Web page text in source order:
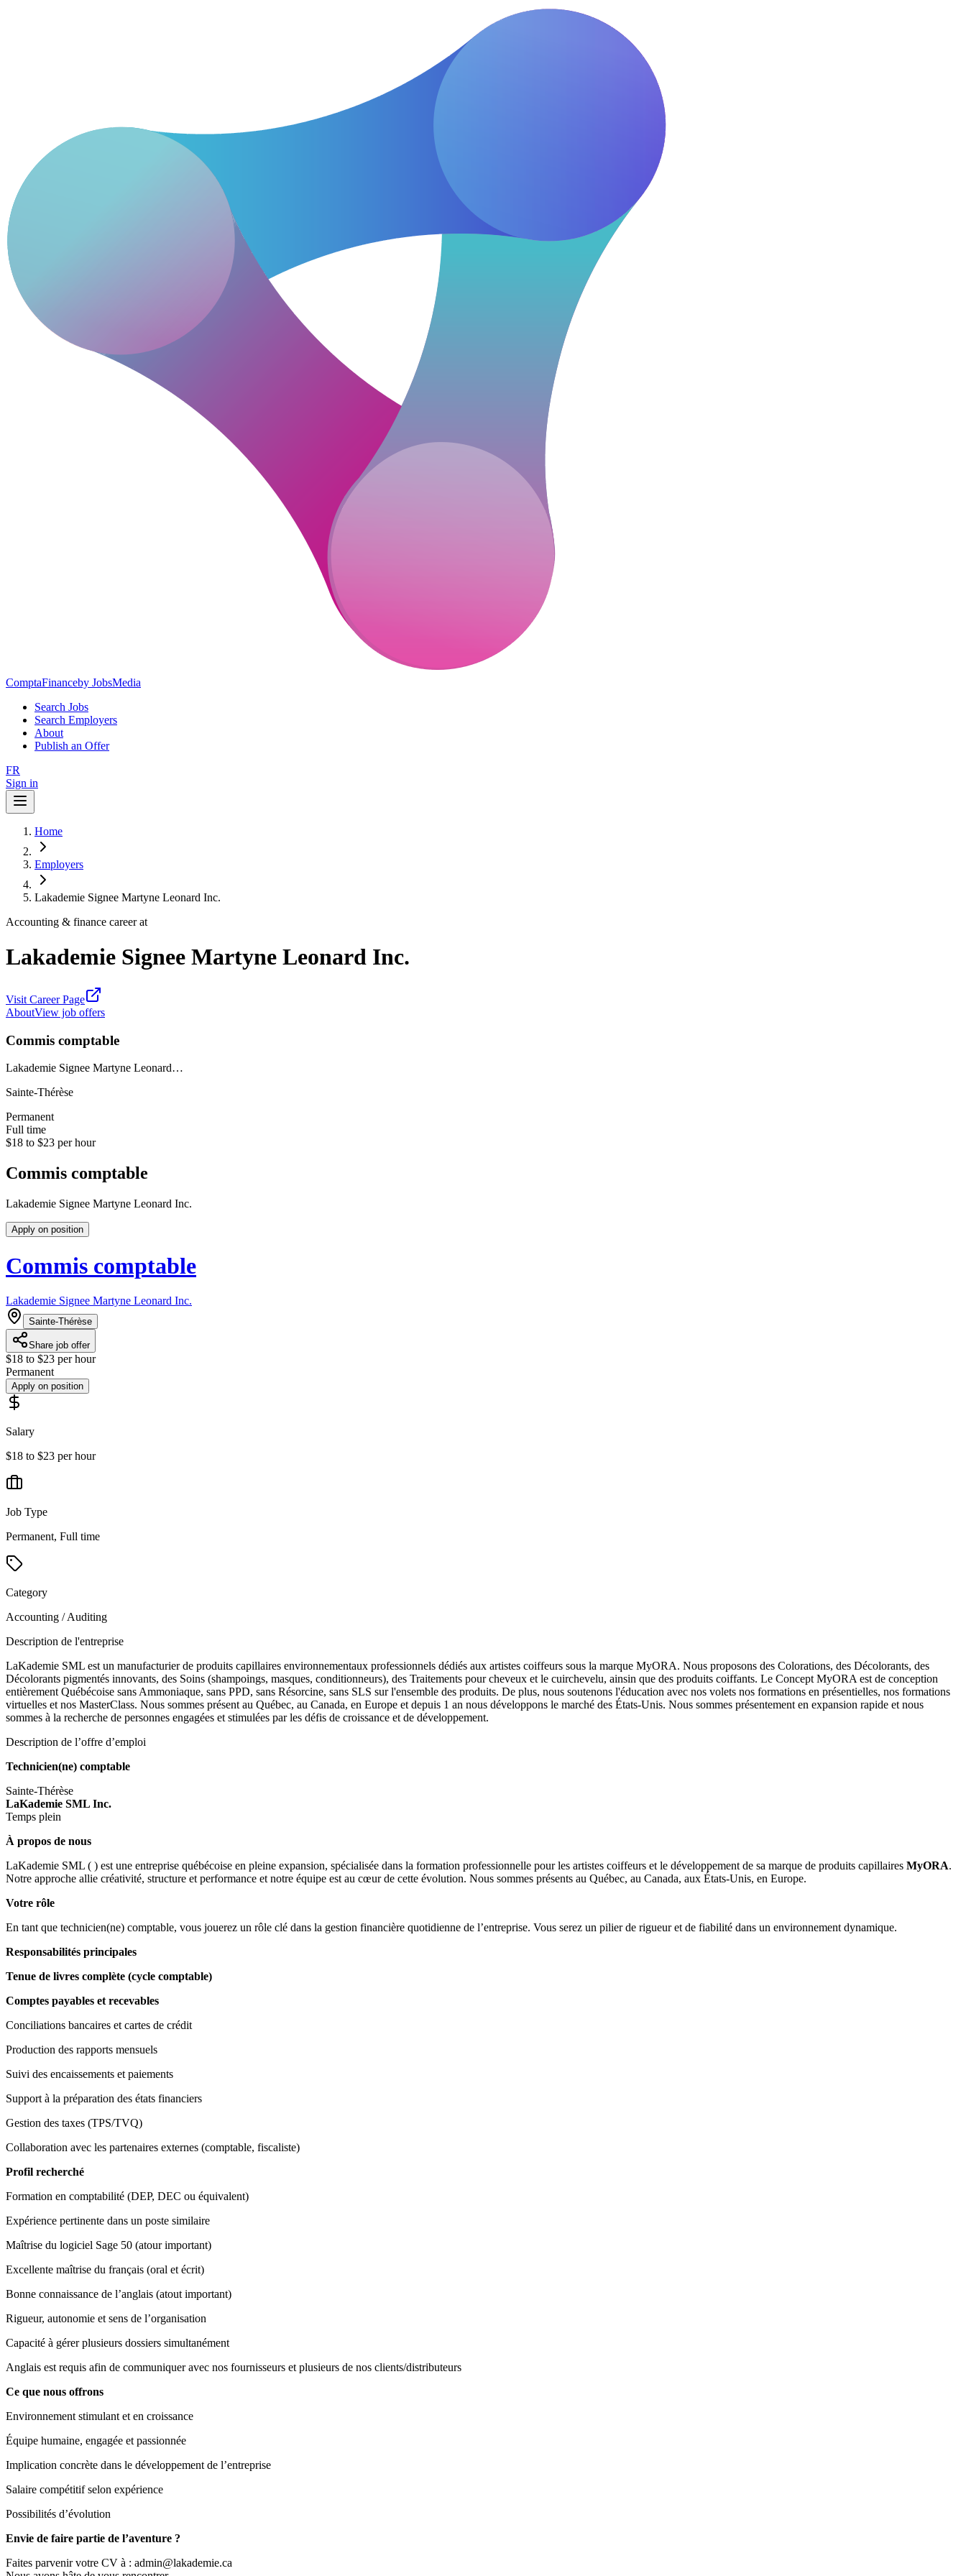
ComptaFinanceby JobsMedia
Search Jobs
Search Employers
About
Publish an Offer
FR
Sign in
Home
Employers
Lakademie Signee Martyne Leonard Inc.
Accounting & finance career at
Lakademie Signee Martyne Leonard Inc.
Visit Career Page
AboutView job offers
Commis comptable
Lakademie Signee Martyne Leonard…
Sainte-Thérèse
Permanent
Full time
$18 to $23 per hour
Commis comptable
Lakademie Signee Martyne Leonard Inc.
Apply on position
Commis comptable
Lakademie Signee Martyne Leonard Inc.
Sainte-Thérèse
Share job offer
$18 to $23 per hour
Permanent
Apply on position
Salary
$18 to $23 per hour
Job Type
Permanent, Full time
Category
Accounting / Auditing
Description de l'entreprise
LaKademie SML est un manufacturier de produits capillaires environnementaux professionnels dédiés aux artistes coiffeurs sous la marque MyORA. Nous proposons des Colorations, des Décolorants, des
Décolorants pigmentés innovants, des Soins (shampoings, masques, conditionneurs), des Traitements pour cheveux et le cuirchevelu, ainsin que des produits coiffants. Le Concept MyORA est de conception
entièrement Québécoise sans Ammoniaque, sans PPD, sans Résorcine, sans SLS sur l'ensemble des produits. De plus, nous soutenons l'éducation avec nos volets nos formations en présentielles, nos formations
virtuelles et nos MasterClass. Nous sommes présent au Québec, au Canada, en Europe et depuis 1 an nous développons le marché des États-Unis. Nous sommes présentement en expansion rapide et nous
sommes à la recherche de personnes engagées et stimulées par les défis de croissance et de développement.
Description de l’offre d’emploi
Technicien(ne) comptable
Sainte-Thérèse
LaKademie SML Inc.
Temps plein
À propos de nous
LaKademie SML ( ) est une entreprise québécoise en pleine expansion, spécialisée dans la formation professionnelle pour les artistes coiffeurs et le développement de sa marque de produits capillaires MyORA.
Notre approche allie créativité, structure et performance et notre équipe est au cœur de cette évolution. Nous sommes présents au Québec, au Canada, aux États-Unis, en Europe.
Votre rôle
En tant que technicien(ne) comptable, vous jouerez un rôle clé dans la gestion financière quotidienne de l’entreprise. Vous serez un pilier de rigueur et de fiabilité dans un environnement dynamique.
Responsabilités principales
Tenue de livres complète (cycle comptable)
Comptes payables et recevables
Conciliations bancaires et cartes de crédit
Production des rapports mensuels
Suivi des encaissements et paiements
Support à la préparation des états financiers
Gestion des taxes (TPS/TVQ)
Collaboration avec les partenaires externes (comptable, fiscaliste)
Profil recherché
Formation en comptabilité (DEP, DEC ou équivalent)
Expérience pertinente dans un poste similaire
Maîtrise du logiciel Sage 50 (atour important)
Excellente maîtrise du français (oral et écrit)
Bonne connaissance de l’anglais (atout important)
Rigueur, autonomie et sens de l’organisation
Capacité à gérer plusieurs dossiers simultanément
Anglais est requis afin de communiquer avec nos fournisseurs et plusieurs de nos clients/distributeurs
Ce que nous offrons
Environnement stimulant et en croissance
Équipe humaine, engagée et passionnée
Implication concrète dans le développement de l’entreprise
Salaire compétitif selon expérience
Possibilités d’évolution
Envie de faire partie de l’aventure ?
Faites parvenir votre CV à : admin@lakademie.ca